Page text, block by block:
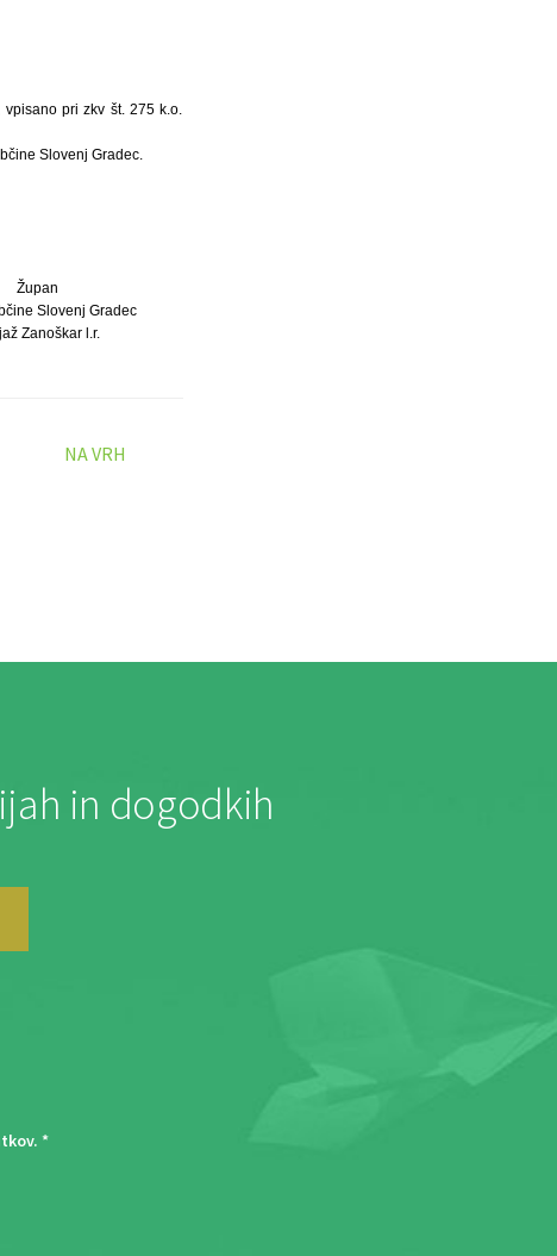
pri zkv št. 275 k.o.
Slovenj Gradec.
Župan
Slovenj Gradec
Zanoškar l.r.
NA VRH
in dogodkih
. *